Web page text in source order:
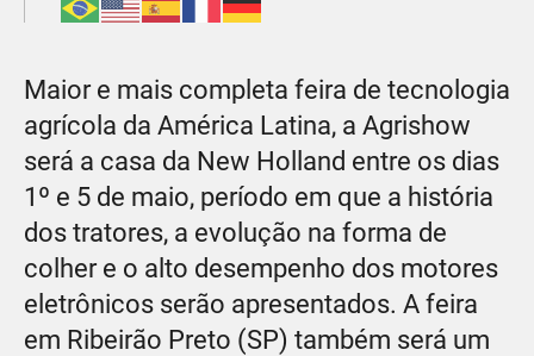
Maior e mais completa feira de tecnologia
agrícola da América Latina, a Agrishow
será a casa da New Holland entre os dias
1º e 5 de maio, período em que a história
dos tratores, a evolução na forma de
colher e o alto desempenho dos motores
eletrônicos serão apresentados. A feira
em Ribeirão Preto (SP) também será um